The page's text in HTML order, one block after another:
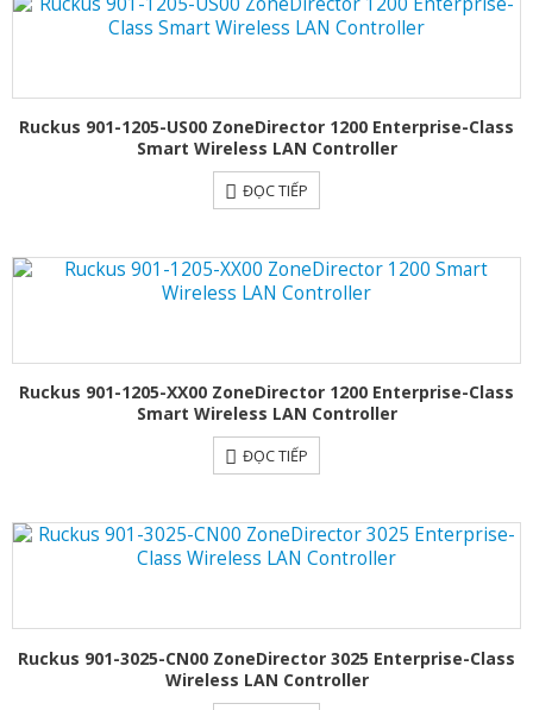
Ruckus 901-1205-US00 ZoneDirector 1200 Enterprise-Class
Smart Wireless LAN Controller
ĐỌC TIẾP
Ruckus 901-1205-XX00 ZoneDirector 1200 Enterprise-Class
Smart Wireless LAN Controller
ĐỌC TIẾP
Ruckus 901-3025-CN00 ZoneDirector 3025 Enterprise-Class
Wireless LAN Controller